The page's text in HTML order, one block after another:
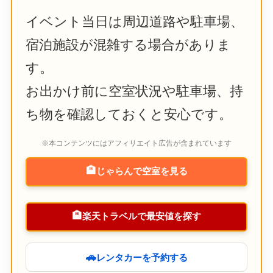
イベント当日は周辺道路や駐車場、
宿泊施設が混雑する場合がありま
す。
お出かけ前に空室状況や駐車場、持
ち物を確認しておくと安心です。
※本コンテンツにはアフィリエイト広告が含まれています
🏨 じゃらんで空室を見る
🏨楽天トラベルで最安値を探す
🚗レンタカーを予約する